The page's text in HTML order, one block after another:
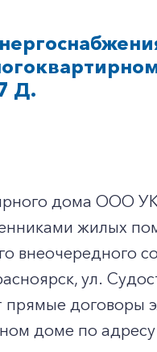
Д.
дома ООО
жилых
ул.
прямые договоры
доме по